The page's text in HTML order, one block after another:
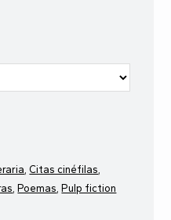
Citas cinéfilas
Poemas Pulp fiction